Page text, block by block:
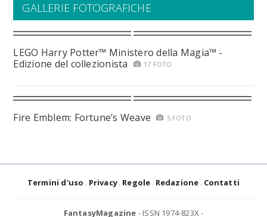
GALLERIE FOTOGRAFICHE
LEGO Harry Potter™ Ministero della Magia™ -
Edizione del collezionista
17 FOTO
Fire Emblem: Fortune’s Weave 5 FOTO
Termini d'uso Privacy Regole Redazione Contatti
FantasyMagazine - ISSN 1974-823X -